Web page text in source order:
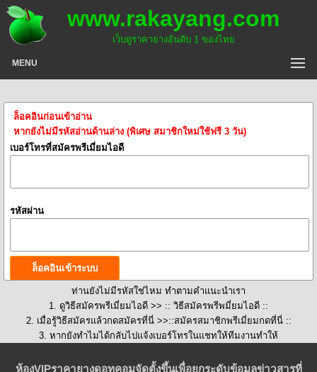
www.rakayang.com
เว็บดูราคายางอันดับ 1 ของไทย
MENU
ล็อคอินก่อนเข้าอ่าน
หากยังไม่มีรหัสอ่านด้านล่าง (พิเศษ สมาชิกใหม่ใช้ฟรี 3 วัน)
เบอร์โทรที่สมัครพรีเมี่ยมไอดี
รหัสผ่าน
ท่านยังไม่มีรหัสใช่ไหม ทำตามคำแนะนำเรา
1. ดูวิธีสมัครพรีเมี่ยมไอดี >> :: วิธีสมัครพรีพมี่ยมไอดี ::
2. เมื่อรู้วิธีสมัครแล้วกดสมัครที่นี่ >>::สมัครสมาชิกพรีเมี่ยมกดที่นี่ ::
3. หากยังทำไมได้กลับไปแจ้งเบอร์โทรในแชทให้ทีมงานทำให้
ห้องVIPราคายางดอทคอมจัดตั้งขึ้นเพื่อยกระดับข้อมูลข่าวสารที่